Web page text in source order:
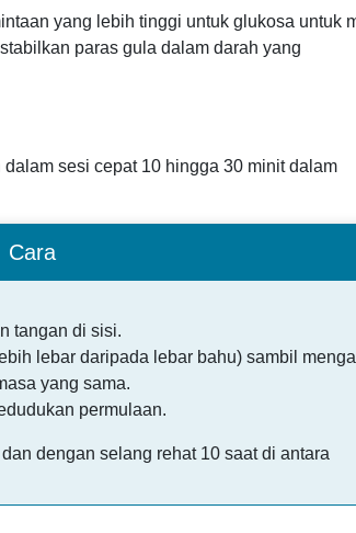
yang lebih tinggi untuk glukosa untuk
paras gula dalam darah yang
sesi cepat 10 hingga 30 minit dalam
Cara
tangan di sisi.
lebar daripada lebar bahu) sambil
yang sama.
permulaan.
dengan selang rehat 10 saat di antara